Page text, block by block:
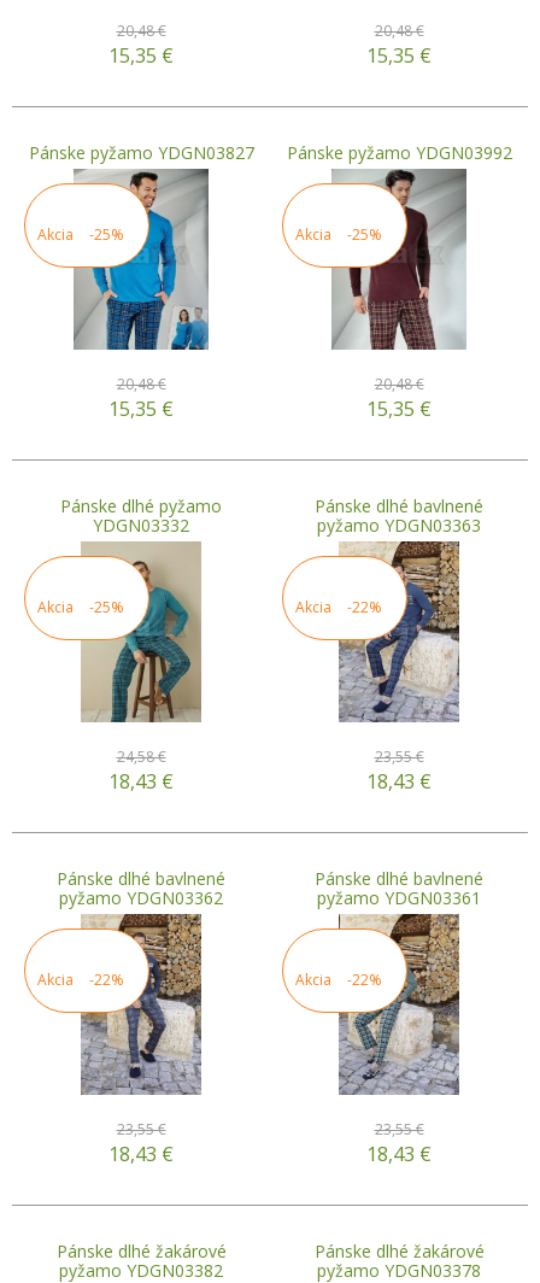
20,48 €
15,35 €
20,48 €
15,35 €
Pánske pyžamo YDGN03827
Akcia -25%
20,48 €
15,35 €
Pánske pyžamo YDGN03992
Akcia -25%
20,48 €
15,35 €
Pánske dlhé pyžamo
YDGN03332
Akcia -25%
24,58 €
18,43 €
Pánske dlhé bavlnené
pyžamo YDGN03363
Akcia -22%
23,55 €
18,43 €
Pánske dlhé bavlnené
pyžamo YDGN03362
Akcia -22%
23,55 €
18,43 €
Pánske dlhé bavlnené
pyžamo YDGN03361
Akcia -22%
23,55 €
18,43 €
Pánske dlhé žakárové
pyžamo YDGN03382
Pánske dlhé žakárové
pyžamo YDGN03378